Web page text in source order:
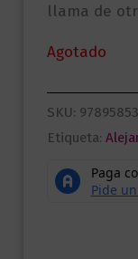
llama de
Agotado
SKU:
Etiqueta: